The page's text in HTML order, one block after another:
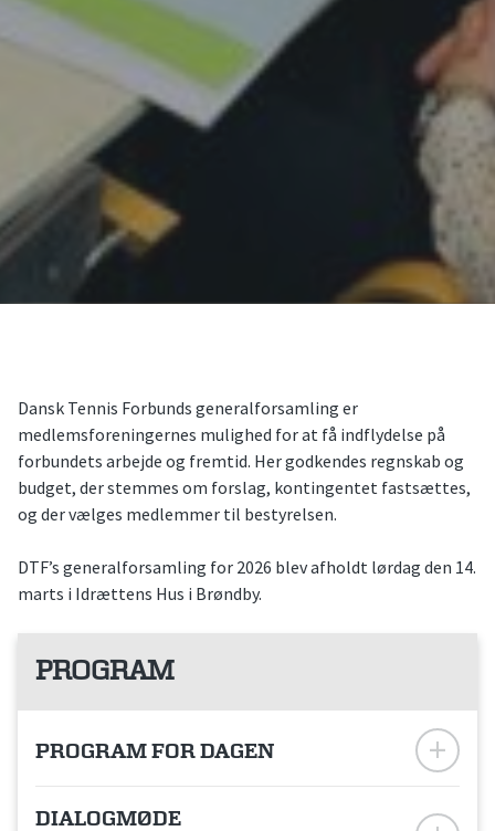
Dansk Tennis Forbunds generalforsamling er
medlemsforeningernes mulighed for at få indflydelse på
forbundets arbejde og fremtid. Her godkendes regnskab og
budget, der stemmes om forslag, kontingentet fastsættes,
og der vælges medlemmer til bestyrelsen.
DTF’s generalforsamling for 2026 blev afholdt lørdag den 14.
marts i Idrættens Hus i Brøndby.
PROGRAM
PROGRAM FOR DAGEN
DIALOGMØDE